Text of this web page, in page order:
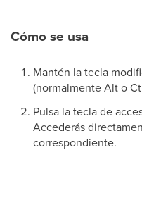
Cómo se usa
Mantén la tecla
(normalmente Alt o
Pulsa la tecla de
Accederás
correspondiente.